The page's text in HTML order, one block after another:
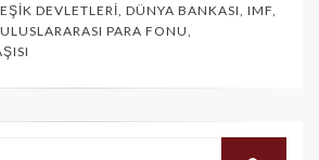
DEVLETLERI, DÜNYA BANKASI, IMF,
ULUSLARARASI PARA FONU,